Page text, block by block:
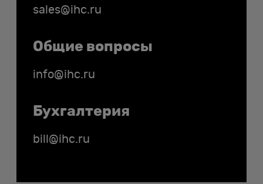
sales@ihc.ru
Общие вопросы
info@ihc.ru
Бухгалтерия
bill@ihc.ru